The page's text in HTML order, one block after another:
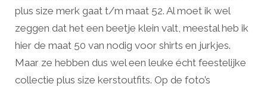
plus size merk gaat t/m maat 52. Al moet ik wel
zeggen dat het een beetje klein valt, meestal heb ik
hier de maat 50 van nodig voor shirts en jurkjes.
Maar ze hebben dus wel een leuke écht feestelijke
collectie plus size kerstoutfits. Op de foto’s